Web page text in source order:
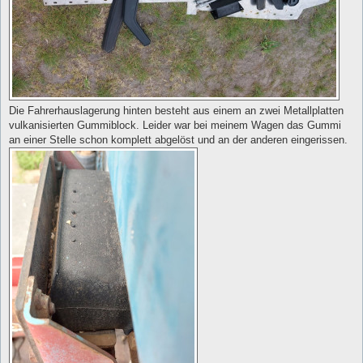
Die Fahrerhauslagerung hinten besteht aus einem an zwei Metallplatten
vulkanisierten Gummiblock. Leider war bei meinem Wagen das Gummi
an einer Stelle schon komplett abgelöst und an der anderen eingerissen.